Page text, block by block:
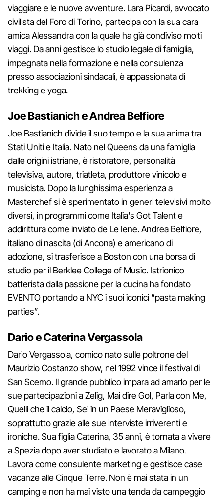
viaggiare e le nuove avventure. Lara Picardi, avvocato
civilista del Foro di Torino, partecipa con la sua cara
amica Alessandra con la quale ha già condiviso molti
viaggi. Da anni gestisce lo studio legale di famiglia,
impegnata nella formazione e nella consulenza
presso associazioni sindacali, è appassionata di
trekking e yoga.
Joe Bastianich e Andrea Belfiore
Joe Bastianich divide il suo tempo e la sua anima tra
Stati Uniti e Italia. Nato nel Queens da una famiglia
dalle origini istriane, è ristoratore, personalità
televisiva, autore, triatleta, produttore vinicolo e
musicista. Dopo la lunghissima esperienza a
Masterchef si è sperimentato in generi televisivi molto
diversi, in programmi come Italia's Got Talent e
addirittura come inviato de Le Iene. Andrea Belfiore,
italiano di nascita (di Ancona) e americano di
adozione, si trasferisce a Boston con una borsa di
studio per il Berklee College of Music. Istrionico
batterista dalla passione per la cucina ha fondato
EVENTO portando a NYC i suoi iconici “pasta making
parties”.
Dario e Caterina Vergassola
Dario Vergassola, comico nato sulle poltrone del
Maurizio Costanzo show, nel 1992 vince il festival di
San Scemo. Il grande pubblico impara ad amarlo per le
sue partecipazioni a Zelig, Mai dire Gol, Parla con Me,
Quelli che il calcio, Sei in un Paese Meraviglioso,
soprattutto grazie alle sue interviste irriverenti e
ironiche. Sua figlia Caterina, 35 anni, è tornata a vivere
a Spezia dopo aver studiato e lavorato a Milano.
Lavora come consulente marketing e gestisce case
vacanze alle Cinque Terre. Non è mai stata in un
camping e non ha mai visto una tenda da campeggio